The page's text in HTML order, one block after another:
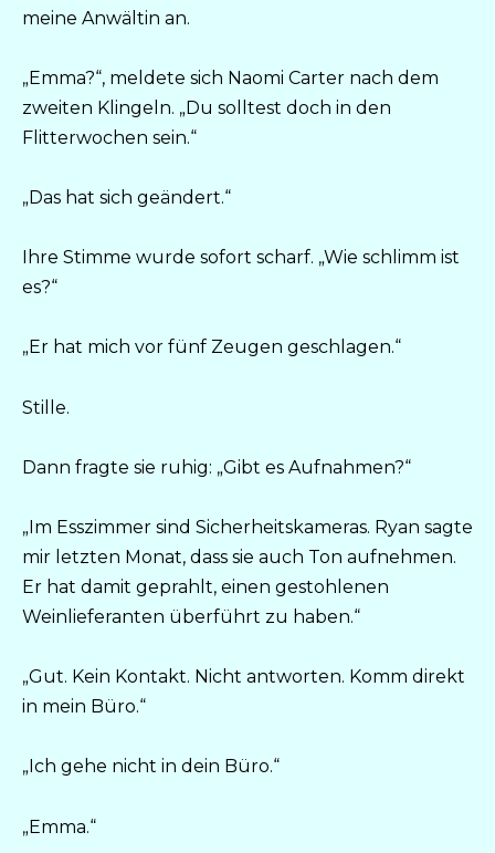
meine Anwältin an.
„Emma?“, meldete sich Naomi Carter nach dem
zweiten Klingeln. „Du solltest doch in den
Flitterwochen sein.“
„Das hat sich geändert.“
Ihre Stimme wurde sofort scharf. „Wie schlimm ist
es?“
„Er hat mich vor fünf Zeugen geschlagen.“
Stille.
Dann fragte sie ruhig: „Gibt es Aufnahmen?“
„Im Esszimmer sind Sicherheitskameras. Ryan sagte
mir letzten Monat, dass sie auch Ton aufnehmen.
Er hat damit geprahlt, einen gestohlenen
Weinlieferanten überführt zu haben.“
„Gut. Kein Kontakt. Nicht antworten. Komm direkt
in mein Büro.“
„Ich gehe nicht in dein Büro.“
„Emma.“